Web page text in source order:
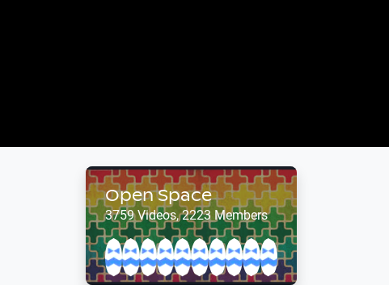
Open Space
3759 Videos, 2223 Members